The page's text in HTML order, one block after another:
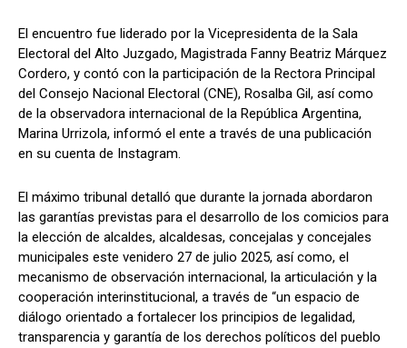
El encuentro fue liderado por la Vicepresidenta de la Sala
Electoral del Alto Juzgado, Magistrada Fanny Beatriz Márquez
Cordero, y contó con la participación de la Rectora Principal
del Consejo Nacional Electoral (CNE), Rosalba Gil, así como
de la observadora internacional de la República Argentina,
Marina Urrizola, informó el ente a través de una publicación
en su cuenta de Instagram.
El máximo tribunal detalló que durante la jornada abordaron
las garantías previstas para el desarrollo de los comicios para
la elección de alcaldes, alcaldesas, concejalas y concejales
municipales este venidero 27 de julio 2025, así como, el
mecanismo de observación internacional, la articulación y la
cooperación interinstitucional, a través de “un espacio de
diálogo orientado a fortalecer los principios de legalidad,
transparencia y garantía de los derechos políticos del pueblo